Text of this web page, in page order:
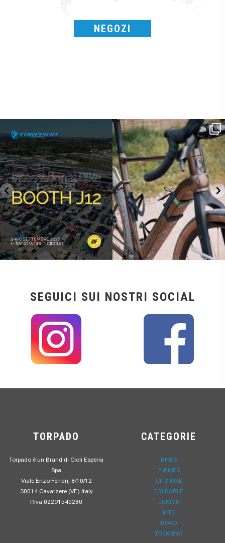
NEGOZI
IBF sta per...
17 1
Kepler R è la gravel pensata per affrontare
lunghe...
27 0
SEGUICI SUI NOSTRI SOCIAL
TORPADO
Torpado è un Brand di Cicli Esperia
Spa
Viale Enzo Ferrari, 8/10/12
30014 Cavarzere (VE) Italy
P.iva 02291540280
CATEGORIE
BIKES
E-BIKES
CITY BIKE
FOLDABLE
JUNIOR
MTB
ROAD
TREKKING